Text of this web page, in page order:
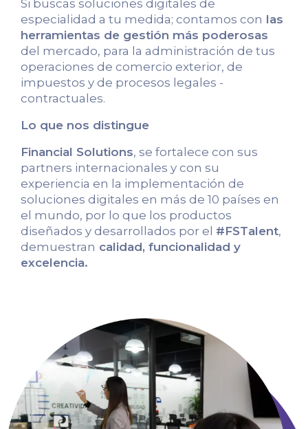
Si buscas soluciones digitales de
especialidad a tu medida; contamos con las
herramientas de gestión más poderosas
del mercado, para la administración de tus
operaciones de comercio exterior, de
impuestos y de procesos legales -
contractuales.
Lo que nos distingue
Financial Solutions, se fortalece con sus
partners internacionales y con su
experiencia en la implementación de
soluciones digitales en más de 10 países en
el mundo, por lo que los productos
diseñados y desarrollados por el #FSTalent,
demuestran calidad, funcionalidad y
excelencia.